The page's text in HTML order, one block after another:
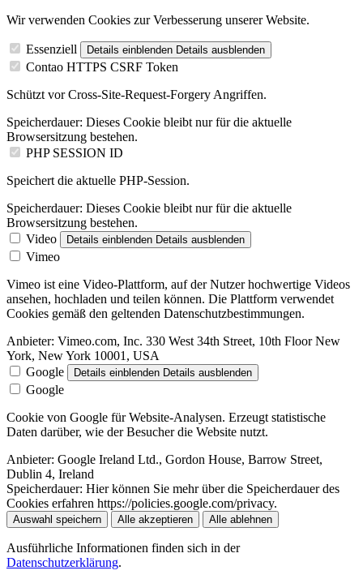
Wir verwenden Cookies zur Verbesserung unserer Website.
Essenziell Details einblenden Details ausblenden
Contao HTTPS CSRF Token
Schützt vor Cross-Site-Request-Forgery Angriffen.
Speicherdauer: Dieses Cookie bleibt nur für die aktuelle
Browsersitzung bestehen.
PHP SESSION ID
Speichert die aktuelle PHP-Session.
Speicherdauer: Dieses Cookie bleibt nur für die aktuelle
Browsersitzung bestehen.
Video
Details einblenden Details ausblenden
Vimeo
Vimeo ist eine Video-Plattform, auf der Nutzer hochwertige Videos
ansehen, hochladen und teilen können. Die Plattform verwendet
Cookies gemäß den geltenden Datenschutzbestimmungen.
Anbieter: Vimeo.com, Inc. 330 West 34th Street, 10th Floor New
York, New York 10001, USA
Google
Details einblenden Details ausblenden
Google
Cookie von Google für Website-Analysen. Erzeugt statistische
Daten darüber, wie der Besucher die Website nutzt.
Anbieter: Google Ireland Ltd., Gordon House, Barrow Street,
Dublin 4, Ireland
Speicherdauer: Hier können Sie mehr über die Speicherdauer des
Cookies erfahren https://policies.google.com/privacy.
Auswahl speichern Alle akzeptieren Alle ablehnen
Ausführliche Informationen finden sich in der
Datenschutzerklärung.